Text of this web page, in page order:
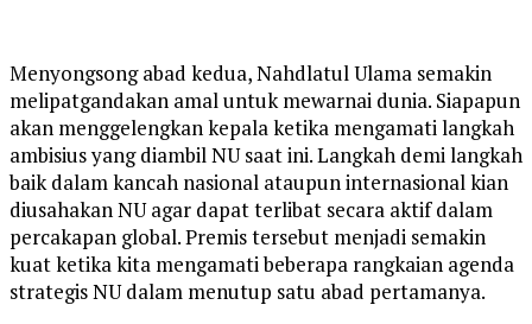
Menyongsong abad kedua, Nahdlatul Ulama semakin
melipatgandakan amal untuk mewarnai dunia. Siapapun
akan menggelengkan kepala ketika mengamati langkah
ambisius yang diambil NU saat ini. Langkah demi langkah
baik dalam kancah nasional ataupun internasional kian
diusahakan NU agar dapat terlibat secara aktif dalam
percakapan global. Premis tersebut menjadi semakin
kuat ketika kita mengamati beberapa rangkaian agenda
strategis NU dalam menutup satu abad pertamanya.